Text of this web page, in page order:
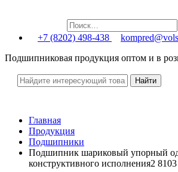
+7 (8202) 498-438
Подшипниковая продукция оптом и в
Главная
Продукция
Подшипники
Подшипник шариковый упорный
конструктивного исполнения2